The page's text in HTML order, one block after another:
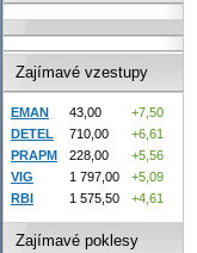
Zajímavé vzestupy
EMAN 43,00
+7,50
DETEL
710,00
+6,61
PRAPM
228,00
+5,56
VIG
1 797,00
+5,09
RBI
1 575,50 +4,61
Zajímavé poklesy